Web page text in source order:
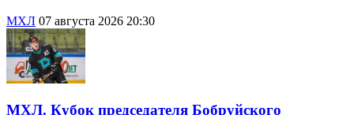
МХЛ 07 августа 2026 20:30
МХЛ. Кубок председателя Бобруйского